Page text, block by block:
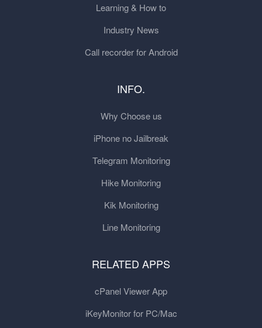
Learning & How to
Industry News
Call recorder for Android
INFO.
Why Choose us
iPhone no Jailbreak
Telegram Monitoring
Hike Monitoring
Kik Monitoring
Line Monitoring
RELATED APPS
cPanel Viewer App
iKeyMonitor for PC/Mac